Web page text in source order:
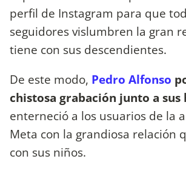
perfil de Instagram para que
seguidores vislumbren la gran
tiene con sus descendientes.
De este modo, Pedro Alfonso
chistosa grabación junto a sus
enterneció a los usuarios de la
Meta con la grandiosa relación
con sus niños.